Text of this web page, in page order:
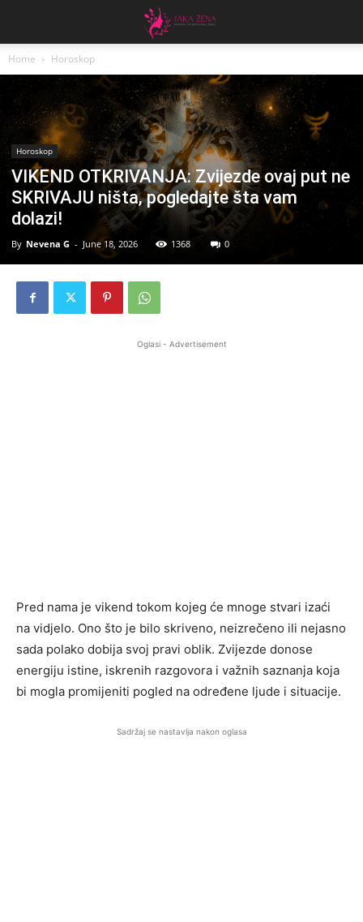
Home Horoskop
Horoskop
VIKEND OTKRIVANJA: Zvijezde ovaj put ne
SKRIVAJU ništa, pogledajte šta vam
dolazi!
By Nevena G - June 18, 2026 1368 0
Oglasi - Advertisement
Pred nama je vikend tokom kojeg će mnoge stvari izaći
na vidjelo. Ono što je bilo skriveno, neizrečeno ili nejasno
sada polako dobija svoj pravi oblik. Zvijezde donose
energiju istine, iskrenih razgovora i važnih saznanja koja
bi mogla promijeniti pogled na određene ljude i situacije.
Sadržaj se nastavlja nakon oglasa